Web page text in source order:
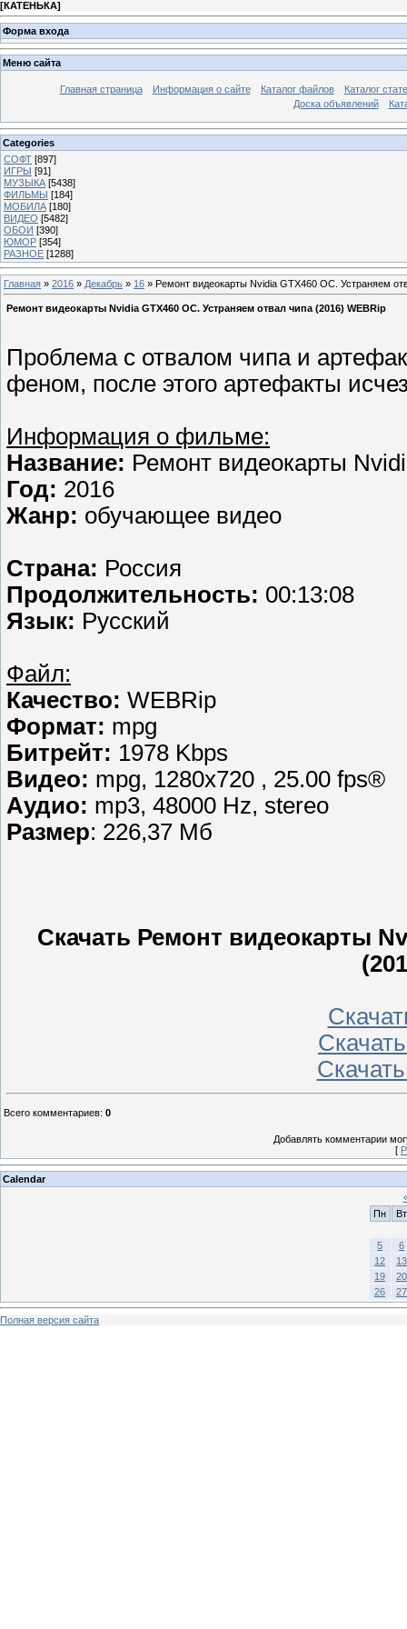
[КАТЕНЬКА]
Форма входа
Меню сайта
Главная страница Информация о сайте Каталог файлов
Каталог
Доска объявлений
Categories
СОФТ [897]
ИГРЫ [91]
МУЗЫКА [5438]
ФИЛЬМЫ [184]
МОБИЛА [180]
ВИДЕО [5482]
ОБОИ [390]
ЮМОР [354]
РАЗНОЕ [1288]
Главная » 2016 » Декабрь » 16 » Ремонт видеокарты Nvidia GTX460 OC. Устраняем
Ремонт видеокарты Nvidia GTX460 OC. Устраняем отвал чипа (2016) WEBRip
Проблема с отвалом чипа и
феном, после этого артефакты
Информация о фильме:
Название: Ремонт видеокарты
Год: 2016
Жанр: обучающее видео
Страна: Россия
Продолжительность: 00:13:08
Язык: Русский
Файл:
Качество: WEBRip
Формат: mpg
Битрейт: 1978 Kbps
Видео: mpg, 1280х720 , 25.00 fps®
Аудио: mp3, 48000 Hz, stereo
Размер: 226,37 Мб
Скачать Ремонт видеокарты
Всего комментариев: 0
Добавлять комментарии
[
Calendar
Пн
Вт
5
6
12
13
19
20
26
27
Полная версия сайта